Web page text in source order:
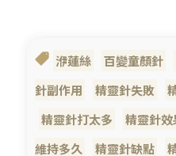
洢蓮絲 百變童顏針
針副作用
精靈針失敗
精靈針打太多
精靈針效
維持多久
精靈針缺點